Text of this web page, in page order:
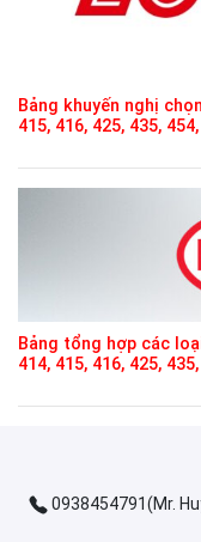
Bảng khuyến nghị
415, 416, 425, 435,
Bảng tổng hợp các
414, 415, 416, 425,
0938454791(Mr.